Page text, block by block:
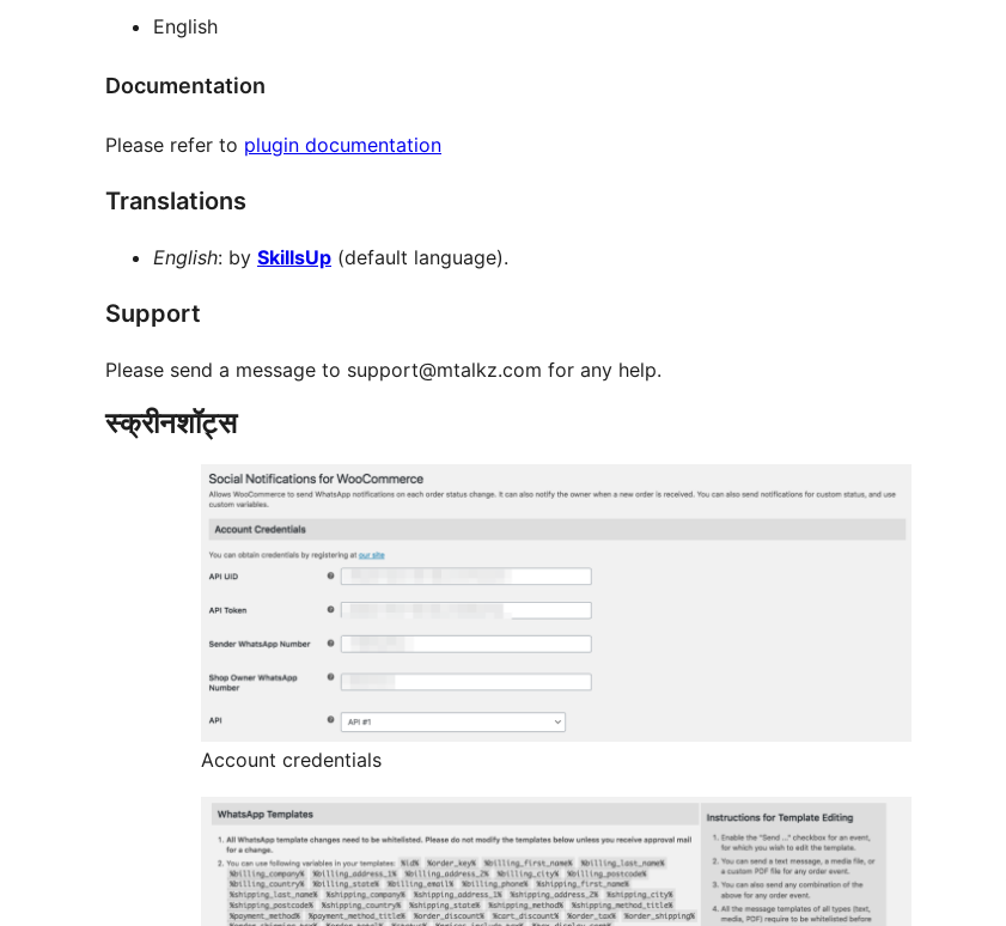
English
Documentation
Please refer to plugin documentation
Translations
English: by SkillsUp (default language).
Support
Please send a message to support@mtalkz.com for any help.
स्क्रीनशॉट्स
Account credentials